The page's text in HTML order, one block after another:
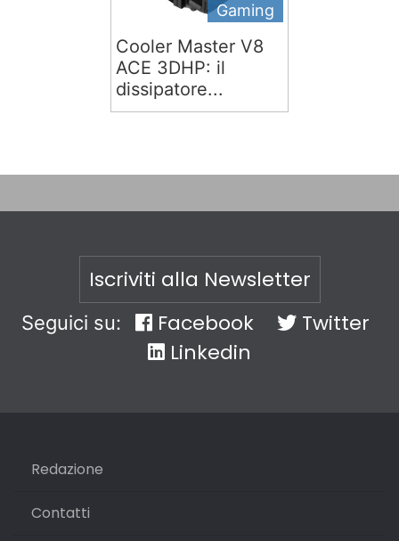
Gaming
Cooler Master V8
ACE 3DHP: il
dissipatore...
Iscriviti alla Newsletter
Seguici su: Facebook
Twitter
Linkedin
Redazione
Contatti